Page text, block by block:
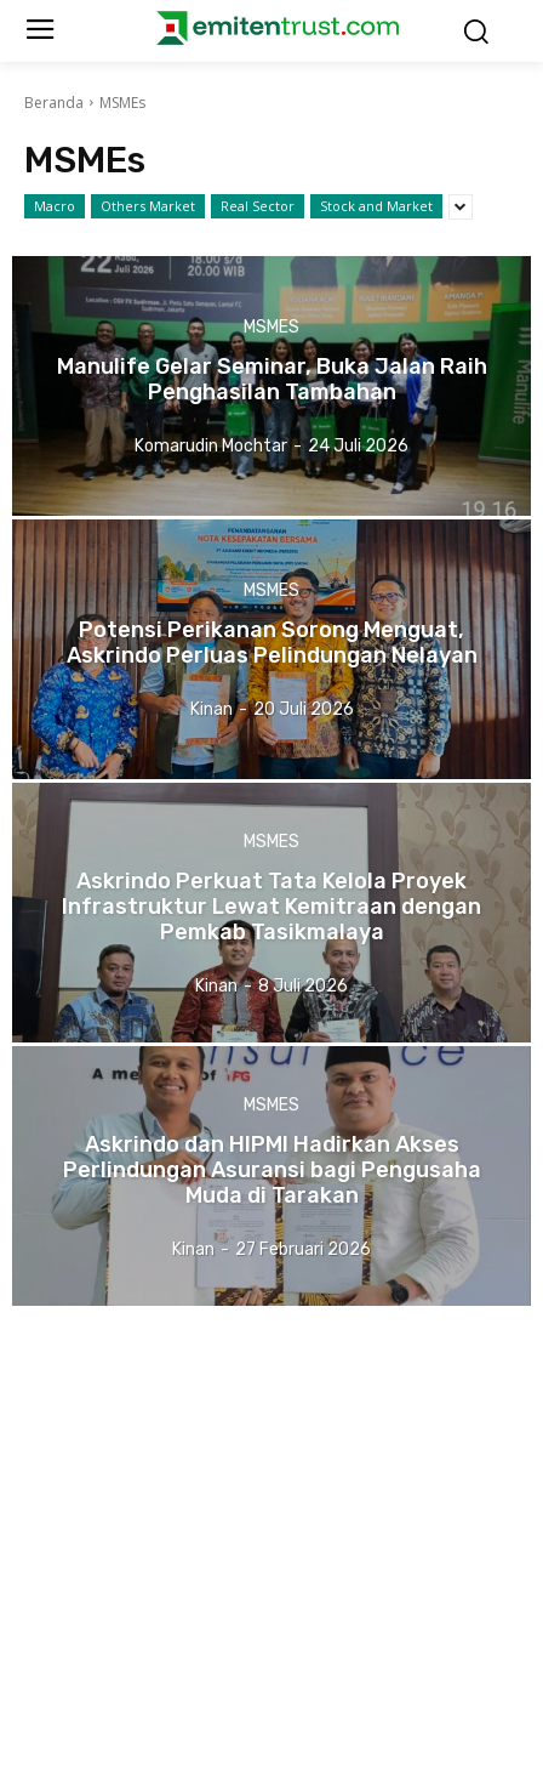
Beranda MSMEs
MSMEs
Macro Others Market Real Sector Stock and Market
MSMES
Manulife Gelar Seminar, Buka Jalan Raih
Penghasilan Tambahan
Komarudin Mochtar - 24 Juli 2026
MSMES
Potensi Perikanan Sorong Menguat,
Askrindo Perluas Pelindungan Nelayan
Kinan - 20 Juli 2026
MSMES
Askrindo Perkuat Tata Kelola Proyek
Infrastruktur Lewat Kemitraan dengan
Pemkab Tasikmalaya
Kinan - 8 Juli 2026
MSMES
Askrindo dan HIPMI Hadirkan Akses
Perlindungan Asuransi bagi Pengusaha
Muda di Tarakan
Kinan - 27 Februari 2026